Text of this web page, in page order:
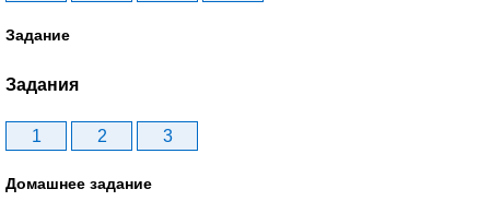
Задание
Задания
1 2 3
Домашнее задание